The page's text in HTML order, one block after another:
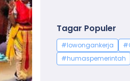
Tagar Populer
#lowongankerja
#humaspemerintah